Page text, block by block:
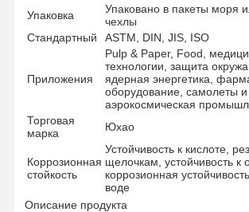
Упаковка
Упаковано в пакеты моря
чехлы
Стандартный
ASTM, DIN, JIS, ISO
Приложения
Pulp & Paper, Food,
технологии, защита
ядерная энергетика,
оборудование, самолеты и
аэрокосмическая
Торговая
марка
Юхао
Коррозионная
стойкость
Устойчивость к кислоте,
щелочкам, устойчивость к
коррозионная
воде
Описание продукта